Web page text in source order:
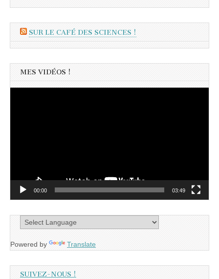
SUR LE CAFÉ DES SCIENCES !
MES VIDÉOS !
00:00 03:49
Powered by Translate
SUIVEZ-NOUS !